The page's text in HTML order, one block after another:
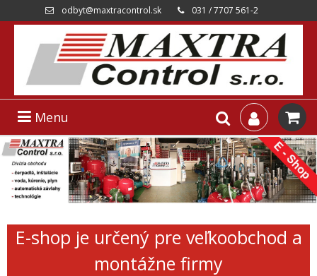
odbyt@maxtracontrol.sk 031 / 7707 561-2
Menu
E-shop je určený pre veľkoobchod a
montážne firmy